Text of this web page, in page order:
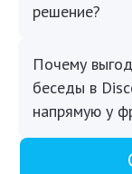
решение?
Почему
беседы в
напрямую у